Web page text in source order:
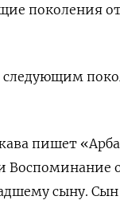
поколения
следующим
пишет
Воспоминание
сыну.